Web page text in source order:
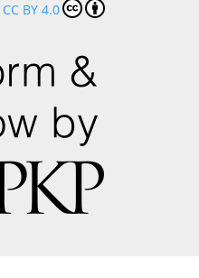
CC BY 4.0